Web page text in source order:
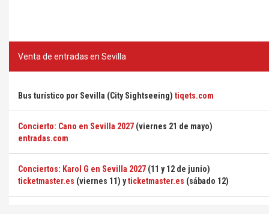
Venta de entradas en Sevilla
Bus turístico por Sevilla (City Sightseeing) tiqets.com
Concierto: Cano en Sevilla 2027 (viernes 21 de mayo)
entradas.com
Conciertos: Karol G en Sevilla 2027 (11 y 12 de junio)
ticketmaster.es (viernes 11) yticketmaster.es (sábado 12)